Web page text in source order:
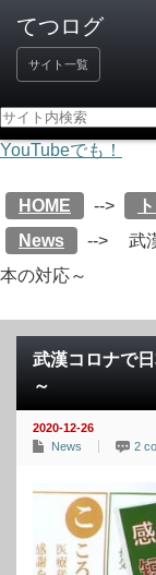
サイト一覧
YouTubeでも！
HOME -->
News
-->
武
本の対応～
武漢コロナで
～
2020-12-26
News
2